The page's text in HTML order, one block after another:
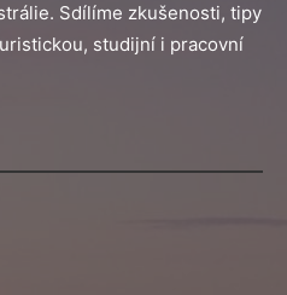
Sdílíme zkušenosti, tipy
studijní i pracovní